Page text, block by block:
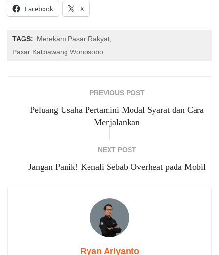
Facebook X
TAGS: Merekam Pasar Rakyat
Pasar Kalibawang Wonosobo
PREVIOUS POST
Peluang Usaha Pertamini Modal Syarat dan Cara
Menjalankan
NEXT POST
Jangan Panik! Kenali Sebab Overheat pada Mobil
Ryan Ariyanto